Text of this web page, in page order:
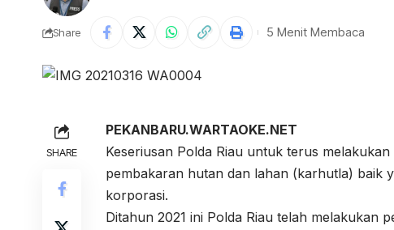
Share 5 Menit Membaca
SHARE
PEKANBARU.WARTAOKE.NET
Keseriusan Polda Riau untuk terus
pembakaran hutan dan lahan (karhutla) baik
korporasi.
Ditahun 2021 ini Polda Riau telah melakukan